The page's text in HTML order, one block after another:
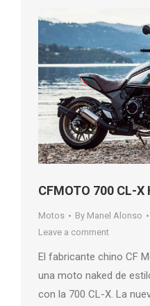
CFMOTO 700 CL-
Motos By Manel Alonso
Leave a comment
El fabricante chino CF
una moto naked de
con la 700 CL-X. La